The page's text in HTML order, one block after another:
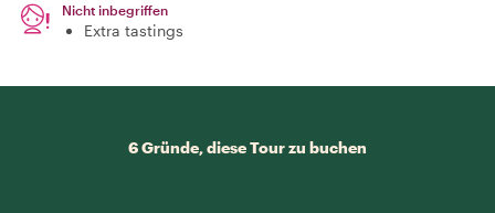
Nicht inbegriffen
Extra tastings
6 Gründe, diese Tour zu buchen